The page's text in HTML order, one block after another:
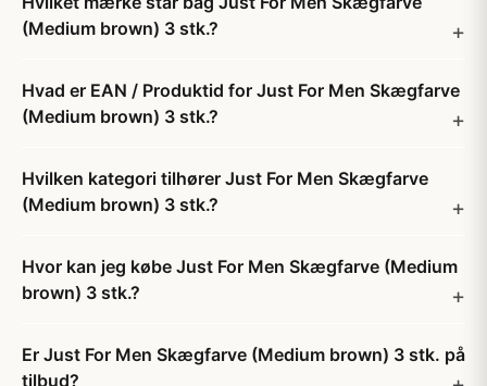
(Medium brown) 3 stk.?
Hvad er EAN / Produktid for Just For Men Skægfarve
(Medium brown) 3 stk.?
Hvilken kategori tilhører Just For Men Skægfarve
(Medium brown) 3 stk.?
Hvor kan jeg købe Just For Men Skægfarve (Medium
brown) 3 stk.?
Er Just For Men Skægfarve (Medium brown) 3 stk. på
tilbud?